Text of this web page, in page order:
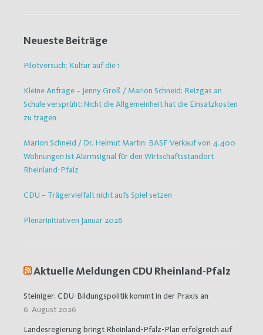
Neueste Beiträge
Pilotversuch: Kultur auf die 1
Kleine Anfrage – Jenny Groß / Marion Schneid: Reizgas an
Schule versprüht: Nicht die Allgemeinheit hat die Einsatzkosten
zu tragen
Marion Schneid / Dr. Helmut Martin: BASF-Verkauf von 4.400
Wohnungen ist Alarmsignal für den Wirtschaftsstandort
Rheinland-Pfalz
CDU – Trägervielfalt nicht aufs Spiel setzen
Plenarinitiativen Januar 2026
Aktuelle Meldungen CDU Rheinland-Pfalz
Steiniger: CDU-Bildungspolitik kommt in der Praxis an
6. August 2026
Landesregierung bringt Rheinland-Pfalz-Plan erfolgreich auf